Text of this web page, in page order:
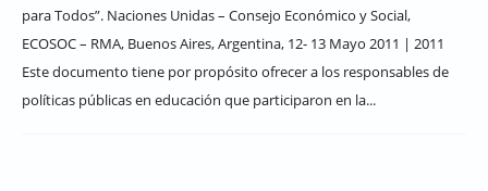
para Todos”. Naciones Unidas – Consejo Económico y Social,
ECOSOC – RMA, Buenos Aires, Argentina, 12- 13 Mayo 2011 | 2011
Este documento tiene por propósito ofrecer a los responsables de
políticas públicas en educación que participaron en la...